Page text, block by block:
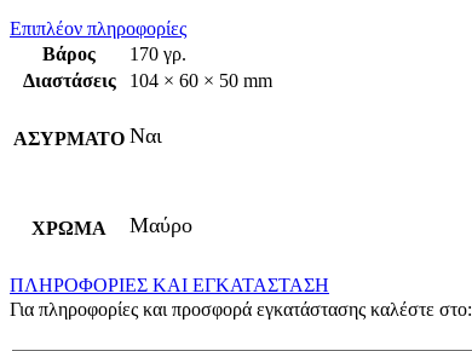
Επιπλέον πληροφορίες
Βάρος
170 γρ.
Διαστάσεις
104 × 60 × 50 mm
ΑΣΥΡΜΑΤΟ Ναι
ΧΡΩΜΑ Μαύρο
ΠΛΗΡΟΦΟΡΙΕΣ ΚΑΙ ΕΓΚΑΤΑΣΤΑΣΗ
Για πληροφορίες και προσφορά εγκατάστασης καλέστε στο: